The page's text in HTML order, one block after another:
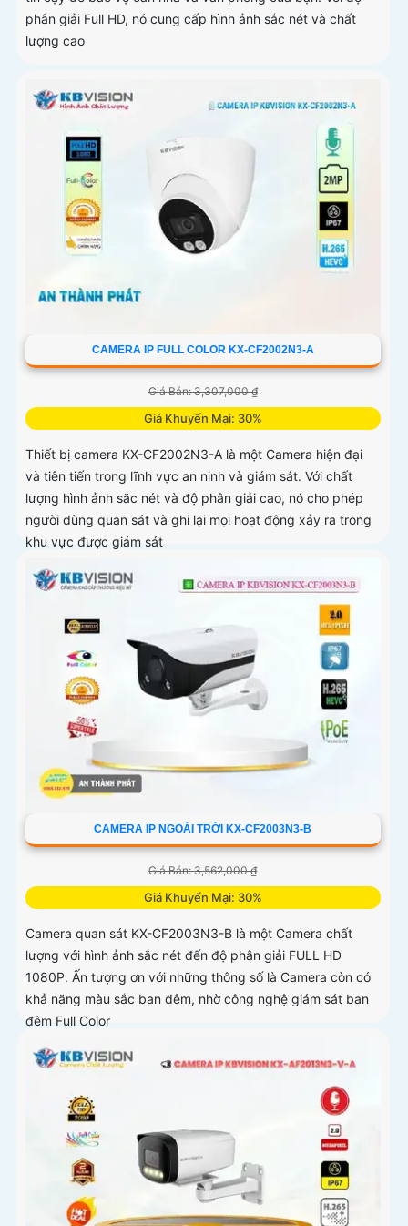
phân giải Full HD, nó cung cấp hình ảnh sắc nét và chất
lượng cao
CAMERA IP FULL COLOR KX-CF2002N3-A
Giá Bán: 3,307,000 ₫
Giá Khuyến Mại: 30%
Thiết bị camera KX-CF2002N3-A là một Camera hiện đại
và tiên tiến trong lĩnh vực an ninh và giám sát. Với chất
lượng hình ảnh sắc nét và độ phân giải cao, nó cho phép
người dùng quan sát và ghi lại mọi hoạt động xảy ra trong
khu vực được giám sát
CAMERA IP NGOÀI TRỜI KX-CF2003N3-B
Giá Bán: 3,562,000 ₫
Giá Khuyến Mại: 30%
Camera quan sát KX-CF2003N3-B là một Camera chất
lượng với hình ảnh sắc nét đến độ phân giải FULL HD
1080P. Ấn tượng ơn với những thông số là Camera còn có
khả năng màu sắc ban đêm, nhờ công nghệ giám sát ban
đêm Full Color